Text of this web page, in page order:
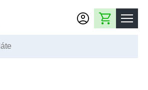
Nákupný košík